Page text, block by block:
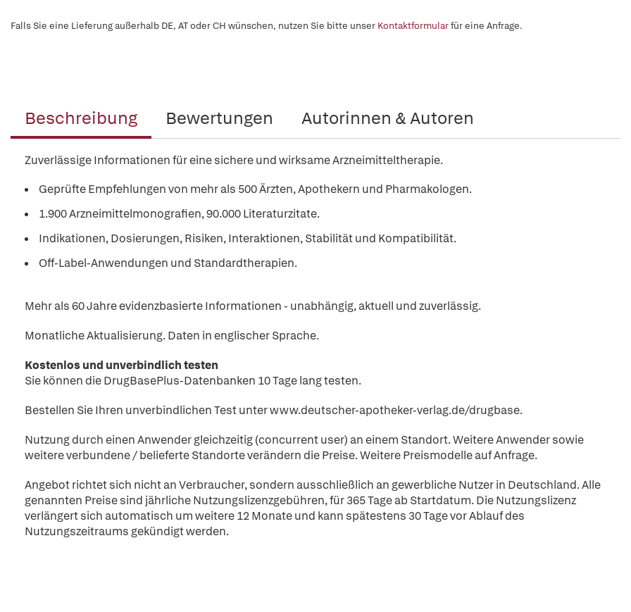
Falls Sie eine Lieferung außerhalb DE, AT oder CH wünschen, nutzen Sie bitte unser Kontaktformularfür eine Anfrage.
Beschreibung Bewertungen Autorinnen & Autoren
Zuverlässige Informationen für eine sichere und wirksame Arzneimitteltherapie.
Geprüfte Empfehlungen von mehr als 500 Ärzten, Apothekern und Pharmakologen.
1.900 Arzneimittelmonografien, 90.000 Literaturzitate.
Indikationen, Dosierungen, Risiken, Interaktionen, Stabilität und Kompatibilität.
Off-Label-Anwendungen und Standardtherapien.
Mehr als 60 Jahre evidenzbasierte Informationen - unabhängig, aktuell und zuverlässig.
Monatliche Aktualisierung. Daten in englischer Sprache.
Kostenlos und unverbindlich testen
Sie können die DrugBasePlus-Datenbanken 10 Tage lang testen.
Bestellen Sie Ihren unverbindlichen Test unter www.deutscher-apotheker-verlag.de/drugbase.
Nutzung durch einen Anwender gleichzeitig (concurrent user) an einem Standort. Weitere Anwender sowie
weitere verbundene / belieferte Standorte verändern die Preise. Weitere Preismodelle auf Anfrage.
Angebot richtet sich nicht an Verbraucher, sondern ausschließlich an gewerbliche Nutzer in Deutschland. Alle
genannten Preise sind jährliche Nutzungslizenzgebühren, für 365 Tage ab Startdatum. Die Nutzungslizenz
verlängert sich automatisch um weitere 12 Monate und kann spätestens 30 Tage vor Ablauf des
Nutzungszeitraums gekündigt werden.